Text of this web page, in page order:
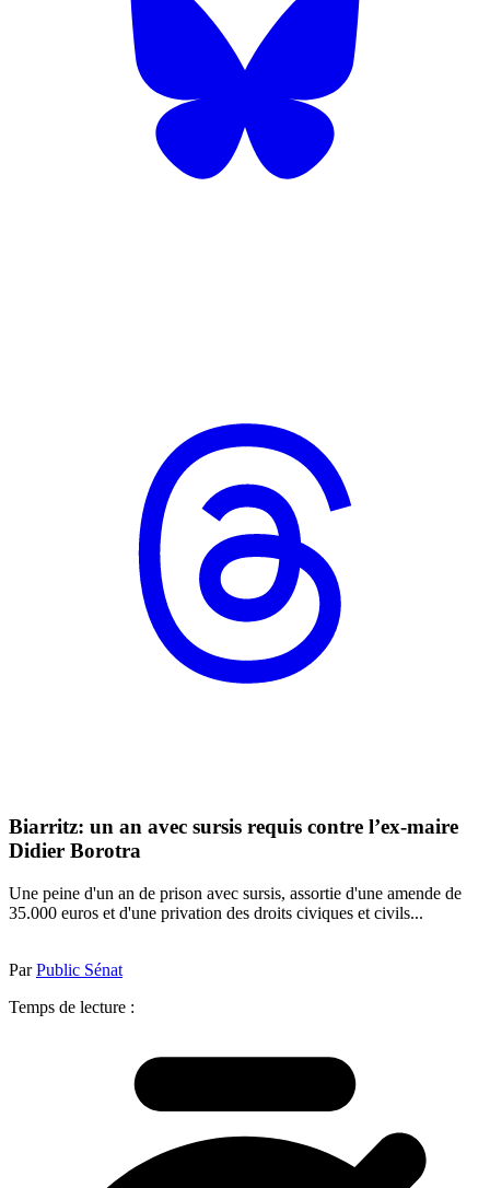
Biarritz: un an avec sursis requis contre l’ex-maire
Didier Borotra
Une peine d'un an de prison avec sursis, assortie d'une amende de
35.000 euros et d'une privation des droits civiques et civils...
ParPublic Sénat
Temps de lecture :